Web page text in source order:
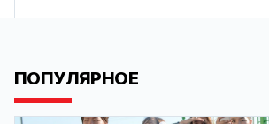
ПОПУЛЯРНОЕ